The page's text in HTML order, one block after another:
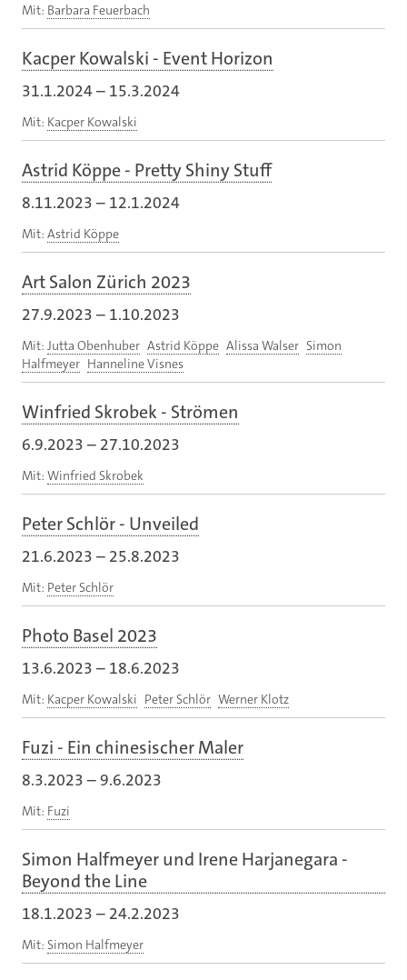
Mit: Barbara Feuerbach
Kacper Kowalski - Event Horizon
31.1.2024– 15.3.2024
Mit: Kacper Kowalski
Astrid Köppe - Pretty Shiny Stuff
8.11.2023 – 12.1.2024
Mit: Astrid Köppe
Art Salon Zürich 2023
27.9.2023 – 1.10.2023
Mit: Jutta Obenhuber Astrid Köppe Alissa Walser Simon
Halfmeyer Hanneline Visnes
Winfried Skrobek - Strömen
6.9.2023 – 27.10.2023
Mit: Winfried Skrobek
Peter Schlör - Unveiled
21.6.2023 – 25.8.2023
Mit: Peter Schlör
Photo Basel 2023
13.6.2023 – 18.6.2023
Mit: Kacper Kowalski Peter Schlör Werner Klotz
Fuzi - Ein chinesischer Maler
8.3.2023 –9.6.2023
Mit: Fuzi
Simon Halfmeyer und Irene Harjanegara -
Beyond the Line
18.1.2023 – 24.2.2023
Mit: Simon Halfmeyer